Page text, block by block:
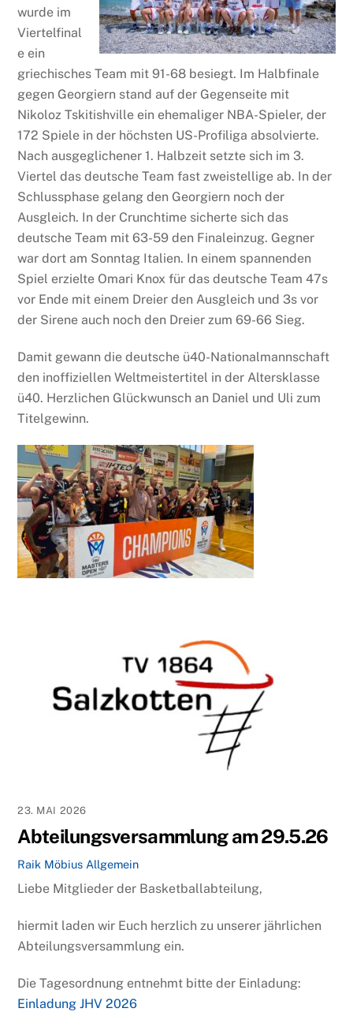
wurde im
Viertelfinal
e ein
griechisches Team mit 91-68 besiegt. Im Halbfinale
gegen Georgiern stand auf der Gegenseite mit
Nikoloz Tskitishville ein ehemaliger NBA-Spieler, der
172 Spiele in der höchsten US-Profiliga absolvierte.
Nach ausgeglichener 1. Halbzeit setzte sich im 3.
Viertel das deutsche Team fast zweistellige ab. In der
Schlussphase gelang den Georgiern noch der
Ausgleich. In der Crunchtime sicherte sich das
deutsche Team mit 63-59 den Finaleinzug. Gegner
war dort am Sonntag Italien. In einem spannenden
Spiel erzielte Omari Knox für das deutsche Team 47s
vor Ende mit einem Dreier den Ausgleich und 3s vor
der Sirene auch noch den Dreier zum 69-66 Sieg.
Damit gewann die deutsche ü40-Nationalmannschaft
den inoffiziellen Weltmeistertitel in der Altersklasse
ü40. Herzlichen Glückwunsch an Daniel und Uli zum
Titelgewinn.
23. MAI 2026
Abteilungsversammlung am 29.5.26
Raik Möbius Allgemein
Liebe Mitglieder der Basketballabteilung,
hiermit laden wir Euch herzlich zu unserer jährlichen
Abteilungsversammlung ein.
Die Tagesordnung entnehmt bitte der Einladung:
Einladung JHV 2026